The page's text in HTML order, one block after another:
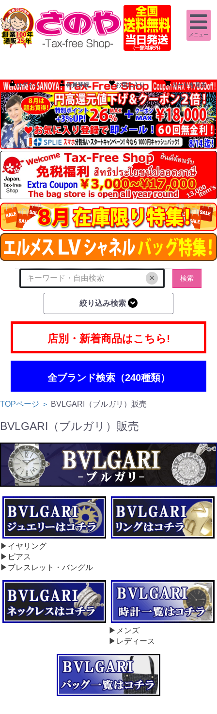
メニュー
ログイン 会員登録 お気に入り カートを見る
✕ 検索
絞り込み検索
店別・新着商品はこちら!
全ブランド検索（240種類）
TOPページ ＞ BVLGARI（ブルガリ）販売
BVLGARI（ブルガリ）販売
▶イヤリング
▶ピアス
▶ブレスレット・バングル
▶メンズ
▶レディース